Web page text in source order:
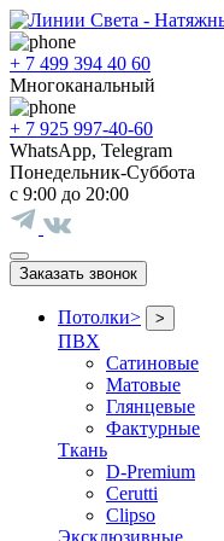
+ 7 499 394 40 60
Многоканальный
+ 7 925 997-40-60
WhatsApp, Telegram
Понедельник-Суббота
с 9:00 до 20:00
Заказать звонок
Потолки> >
ПВХ
Сатиновые
Матовые
Глянцевые
Фактурные
Ткань
D-Premium
Cerutti
Clipso
Эксклюзивные